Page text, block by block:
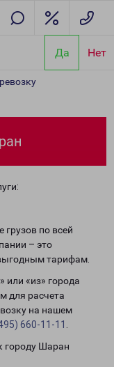
Да Нет
грузов по всей
– это
тарифам.
или «из» города
для расчета
на нашем
660-11-11
городу Шаран